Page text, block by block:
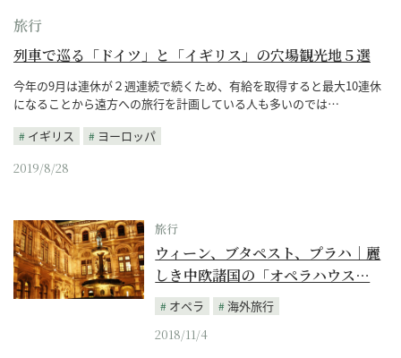
旅行
列車で巡る「ドイツ」と「イギリス」の穴場観光地５選
今年の9月は連休が２週連続で続くため、有給を取得すると最大10連休
になることから遠方への旅行を計画している人も多いのでは…
イギリス
ヨーロッパ
2019/8/28
旅行
ウィーン、ブタペスト、プラハ｜麗
しき中欧諸国の「オペラハウス…
オペラ
海外旅行
2018/11/4